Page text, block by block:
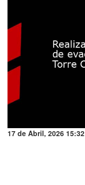
17 de Abril, 2026 15:32